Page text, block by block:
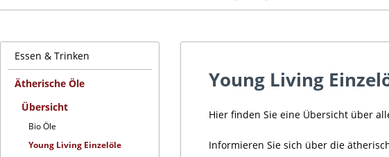
Essen & Trinken
Ätherische Öle
Übersicht
Bio Öle
Young Living Einzelöle
Young Living
Hier finden Sie eine Übersicht über
Informieren Sie sich über die